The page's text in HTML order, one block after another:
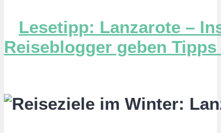
Lesetipp: Lanzarote –
Reiseblogger geben